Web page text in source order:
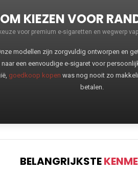
KIEZEN VOOR
voor premium e-sigaretten en wegwerp
modellen zijn zorgvuldig ontworpen en
een eenvoudige e-sigaret voor
goedkoop kopen was nog nooit zo
betalen.
BELANGRIJKSTE